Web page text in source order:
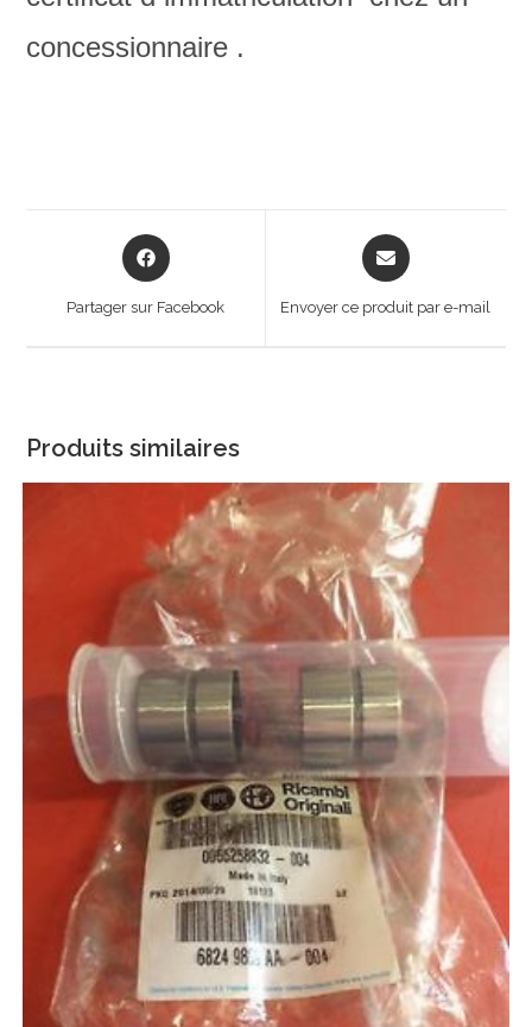
concessionnaire .
Opens
in
Partager sur Facebook
Opens
in
new
Envoyer ce produit par e-mail
Produits similaires